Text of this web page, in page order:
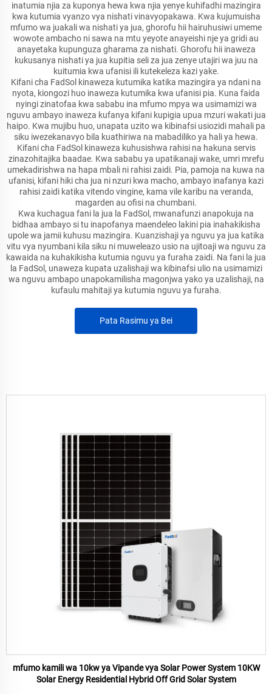
inatumia njia za kuponya hewa kwa njia yenye kuhifadhi mazingira
kwa kutumia vyanzo vya nishati vinavyopakawa. Kwa kujumuisha
mfumo wa juakali wa nishati ya jua, ghorofu hii hairuhusiwi umeme
wowote ambacho ni sawa na mtu yeyote anayeishi nje ya gridi au
anayetaka kupunguza gharama za nishati. Ghorofu hii inaweza
kukusanya nishati ya jua kupitia seli za jua zenye utajiri wa juu na
kuitumia kwa ufanisi ili kutekeleza kazi yake.
Kifani cha FadSol kinaweza kutumika katika mazingira ya ndani na
nyota, kiongozi huo inaweza kutumika kwa ufanisi pia. Kuna faida
nyingi zinatofaa kwa sababu ina mfumo mpya wa usimamizi wa
nguvu ambayo inaweza kufanya kifani kupigia upua mzuri wakati jua
haipo. Kwa mujibu huo, unapata uzito wa kibinafsi usiozidi mahali pa
siku iwezekanavyo bila kuathiriwa na mabadiliko ya hali ya hewa.
Kifani cha FadSol kinaweza kuhusishwa rahisi na hakuna servis
zinazohitajika baadae. Kwa sababu ya upatikanaji wake, umri mrefu
umekadirishwa na hapa mbali ni rahisi zaidi. Pia, pamoja na kuwa na
ufanisi, kifani hiki cha jua ni nzuri kwa macho, ambayo inafanya kazi
rahisi zaidi katika vitendo vingine, kama vile karibu na veranda,
magarden au ofisi na chumbani.
Kwa kuchagua fani la jua la FadSol, mwanafunzi anapokuja na
bidhaa ambayo si tu inapofanya maendeleo lakini pia inahakikisha
upole wa jamii kuhusu mazingira. Kuanzishaji ya nguvu ya jua katika
vitu vya nyumbani kila siku ni muweleazo usio na ujitoaji wa nguvu za
kawaida na kuhakikisha kutumia nguvu ya furaha zaidi. Na fani la jua
la FadSol, unaweza kupata uzalishaji wa kibinafsi ulio na usimamizi
wa nguvu ambapo unapokamilisha magonjwa yako ya uzalishaji, na
kufaulu mahitaji ya kutumia nguvu ya furaha.
Pata Rasimu ya Bei
mfumo kamili wa 10kw ya Vipande vya Solar Power System 10KW
Solar Energy Residential Hybrid Off Grid Solar System